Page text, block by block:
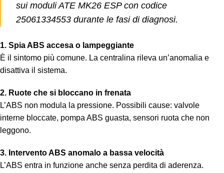
sui moduli ATE MK26 ESP con codice
25061334553 durante le fasi di diagnosi.
1. Spia ABS accesa o lampeggiante
È il sintomo più comune. La centralina rileva un’anomalia e
disattiva il sistema.
2. Ruote che si bloccano in frenata
L’ABS non modula la pressione. Possibili cause: valvole
interne bloccate, pompa ABS guasta, sensori ruota che non
leggono.
3. Intervento ABS anomalo a bassa velocità
L’ABS entra in funzione anche senza perdita di aderenza.